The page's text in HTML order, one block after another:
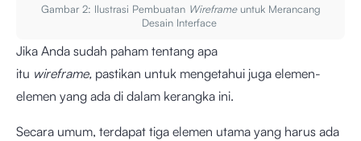
Gambar 2: Ilustrasi Pembuatan Wireframe untuk Merancang
Desain Interface
Jika Anda sudah paham tentang apa
itu wireframe, pastikan untuk mengetahui juga elemen-
elemen yang ada di dalam kerangka ini.
Secara umum, terdapat tiga elemen utama yang harus ada